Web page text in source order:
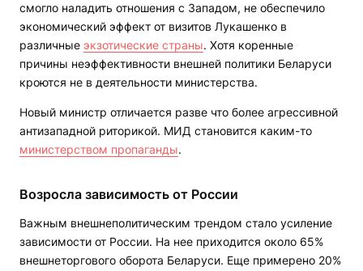
смогло наладить отношения с Западом, не обеспечило
экономический эффект от визитов Лукашенко в
различные экзотические страны. Хотя коренные
причины неэффективности внешней политики Беларуси
кроются не в деятельности министерства.
Новый министр отличается разве что более агрессивной
антизападной риторикой. МИД становится каким-то
министерством пропаганды.
Возросла зависимость от России
Важным внешнеполитическим трендом стало усиление
зависимости от России. На нее приходится около 65%
внешнеторгового оборота Беларуси. Еще примерено 20%